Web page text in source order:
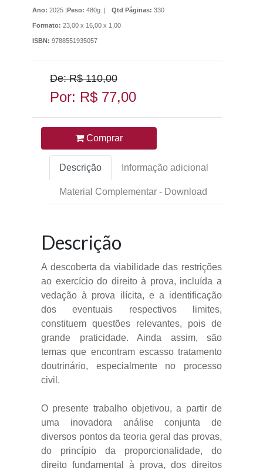
Ano: 2025 | Peso: 480g. | Qtd Páginas: 330
Formato: 23,00 x 16,00 x 1,00
ISBN: 9788551935057
De: R$ 110,00
Por: R$ 77,00
Comprar
Descrição Informação adicional
Material Complementar - Download
Descrição
A descoberta da viabilidade das restrições
ao exercício do direito à prova, incluída a
vedação à prova ilícita, e a identificação
dos eventuais respectivos limites,
constituem questões relevantes, pois de
grande praticidade. Ainda assim, são
temas que encontram escasso tratamento
doutrinário, especialmente no processo
civil.
O presente trabalho objetivou, a partir de
uma inovadora análise conjunta de
diversos pontos da teoria geral das provas,
do princípio da proporcionalidade, do
direito fundamental à prova, dos direitos